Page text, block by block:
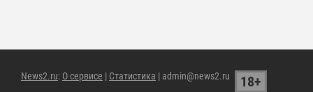
News2.ru: О сервисе | Статистика | admin@news2.ru 18+